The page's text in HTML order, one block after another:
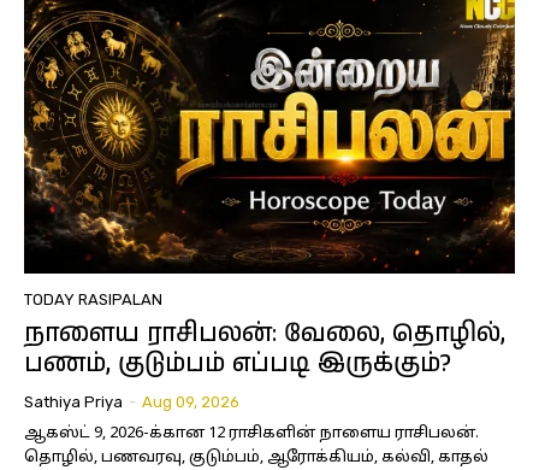
TODAY RASIPALAN
நாளைய ராசிபலன்: வேலை, தொழில்,
பணம், குடும்பம் எப்படி இருக்கும்?
Sathiya Priya - Aug 09, 2026
ஆகஸ்ட் 9, 2026-க்கான 12 ராசிகளின் நாளைய ராசிபலன்.
தொழில், பணவரவு, குடும்பம், ஆரோக்கியம், கல்வி, காதல்